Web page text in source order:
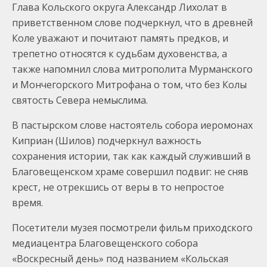
Глава Кольского округа Александр Лихолат в
приветственном слове подчеркнул, что в древней
Коле уважают и почитают память предков, и
трепетно относятся к судьбам духовенства, а
также напомнил слова митрополита Мурманского
и Мончегорского Митрофана о том, что без Колы
святость Севера немыслима.
В пастырском слове настоятель собора иеромонах
Киприан (Шилов) подчеркнул важность
сохранения истории, так как каждый служивший в
Благовещенском храме совершил подвиг: не сняв
крест, не отрекшись от веры в то непростое
время.
Посетители музея посмотрели фильм приходского
медиацентра Благовещенского собора
«Воскресный день» под названием «Кольская